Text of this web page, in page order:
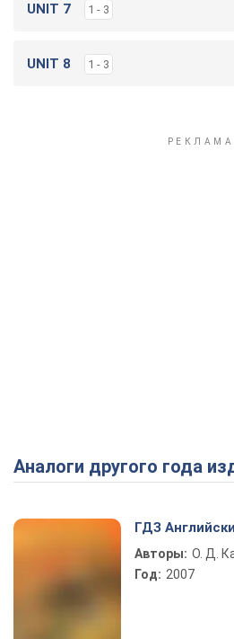
UNIT 7 1 - 3
UNIT 8 1 - 3
Аналоги другого года
ГДЗ
Авторы: О. Д.
Год: 2007